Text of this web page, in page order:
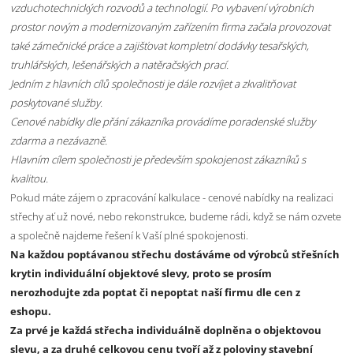
vzduchotechnických rozvodů a technologií. Po vybavení výrobních
prostor novým a modernizovaným zařízením firma začala provozovat
také zámečnické práce a zajišťovat kompletní dodávky tesařských,
truhlářských, lešenářských a natěračských prací.
Jedním z hlavních cílů společnosti je dále rozvíjet a zkvalitňovat
poskytované služby.
Cenové nabídky dle přání zákazníka provádíme poradenské služby
zdarma a nezávazně.
Hlavním cílem společnosti je především spokojenost zákazníků s
kvalitou.
Pokud máte zájem o zpracování kalkulace - cenové nabídky na realizaci
střechy ať už nové, nebo rekonstrukce, budeme rádi, když se nám ozvete
a společně najdeme řešení k Vaší plné spokojenosti.
Na každou poptávanou střechu dostáváme od výrobců střešních
krytin individuální objektové slevy, proto se prosím
nerozhodujte zda poptat či nepoptat naší firmu dle cen z
eshopu.
Za prvé je každá střecha individuálně doplněna o objektovou
slevu, a za druhé celkovou cenu tvoří až z poloviny stavební